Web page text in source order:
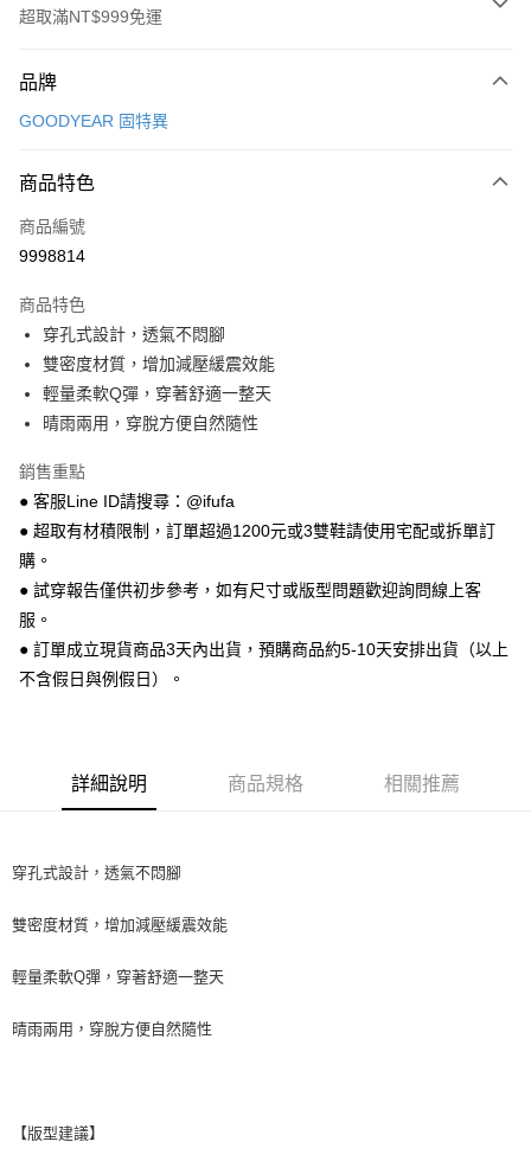
超取滿NT$999免運
信用卡一次付款
LINE Pay
Apple Pay
悠遊付
Google Pay
全盈+PAY
相關說明
【關於「AFTEE先享後付」】
AFTEE先享後付是「在收到商品之後才付款」的支付方式。 讓您購物簡單
１．簡單：不需註冊會員、不需綁卡、不需儲值。
２．便利：只要手機號碼，簡訊認證，即可結帳。
３．安心：先確認商品／服務後，再付款。
【「AFTEE先享後付」結帳流程】
１．於結帳方式選擇「AFTEE先享後付」後，將跳轉至「AFTEE先享後付」
※ 請注意：結帳手續完成當下不需立刻繳費，但若您需要取消訂單，請聯絡
是否繳費成功／繳費後需取消欲退款等相關疑問，請聯繫「AFTEE先享後付
【注意事項】
易，需依本服務之必要範圍內提供個人資料，並將交易相關給付款項請求債
https://aftee.tw/terms/#terms3
時審查核予不同之上限額度；若仍有額度不足之情形，本公司將視審查結果
ATM付款
運送方式
全家 取貨付款
每筆NT$70，滿NT$999(含以上)免運費
付款後 全家取貨
每筆NT$70，滿NT$999(含以上)免運費
新竹物流宅配
品牌
GOODYEAR 固特異
商品特色
商品編號
9998814
商品特色
穿孔式設計，透氣不悶腳
雙密度材質，增加減壓緩震效能
輕量柔軟Q彈，穿著舒適一整天
晴雨兩用，穿脫方便自然隨性
銷售重點
● 客服Line ID請搜尋：@ifufa
● 超取有材積限制，訂單超過1200元或3雙鞋請使用宅配或拆單訂
購。
● 試穿報告僅供初步參考，如有尺寸或版型問題歡迎詢問線上客
服。
● 訂單成立現貨商品3天內出貨，預購商品約5-10天安排出貨（以上
不含假日與例假日）。
詳細說明 商品規格 相關推薦
穿孔式設計，透氣不悶腳
雙密度材質，增加減壓緩震效能
輕量柔軟Q彈，穿著舒適一整天
晴雨兩用，穿脫方便自然隨性
【版型建議】